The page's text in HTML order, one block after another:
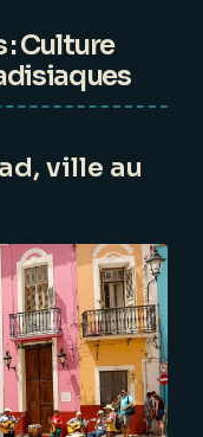
: Culture
ville au